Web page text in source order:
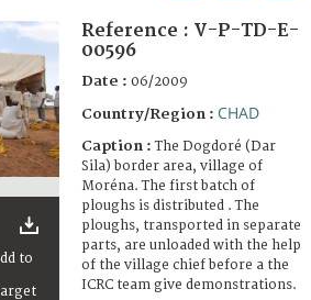
Reference : V-P-TD-E-
00596
Date : 06/2009
Country/Region : CHAD
Caption :The Dogdoré (Dar
Sila) border area, village of
Moréna. The first batch of
ploughs is distributed . The
ploughs, transported in separate
parts, are unloaded with the help
of the village chief before a the
ICRC team give demonstrations.